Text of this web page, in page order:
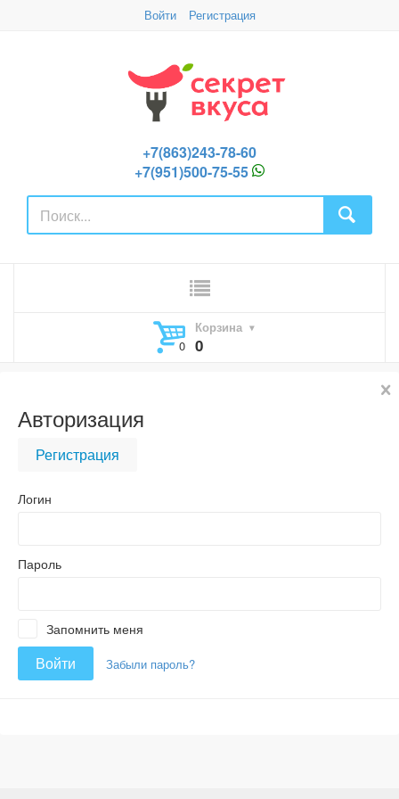
Войти Регистрация
+7(863)243-78-60
+7(951)500-75-55
Корзина
0
Авторизация
Регистрация
Логин
Пароль
Запомнить меня
Забыли пароль?